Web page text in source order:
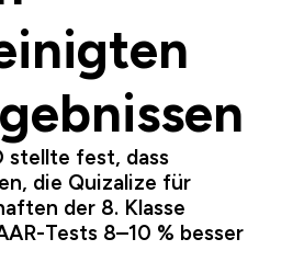
stellte fest, dass
die Quizalize für
der 8. Klasse
Tests 8–10 % besser